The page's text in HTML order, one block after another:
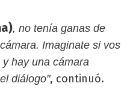
, no tenía ganas de
Imaginate si vos
hay una cámara
diálogo", continuó.